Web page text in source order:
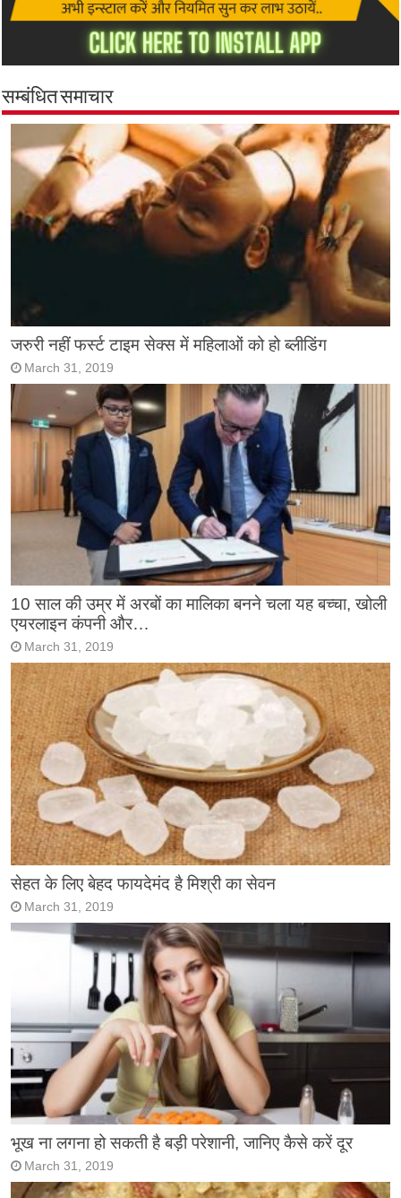
सम्बंधित समाचार
जरुरी नहीं फर्स्ट टाइम सेक्स में महिलाओं को हो ब्लीडिंग
March 31, 2019
10 साल की उम्र में अरबों का मालिका बनने चला यह बच्चा, खोली
एयरलाइन कंपनी और…
March 31, 2019
सेहत के लिए बेहद फायदेमंद है मिश्री का सेवन
March 31, 2019
भूख ना लगना हो सकती है बड़ी परेशानी, जानिए कैसे करें दूर
March 31, 2019